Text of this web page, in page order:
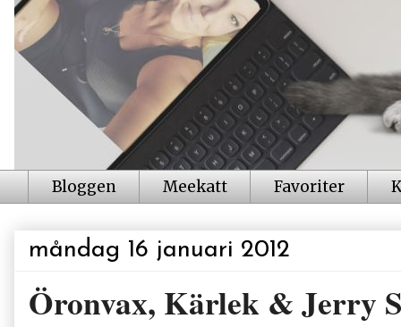
Bloggen Meekatt Favoriter
måndag 16 januari 2012
Öronvax, Kärlek & Jerry